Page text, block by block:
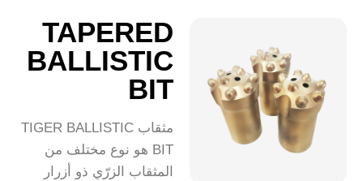
TAPERED
BALLISTIC
BIT
مثقاب TIGER BALLISTIC
BIT هو نوع مختلف من
المثقاب الزرّي ذو أزرار